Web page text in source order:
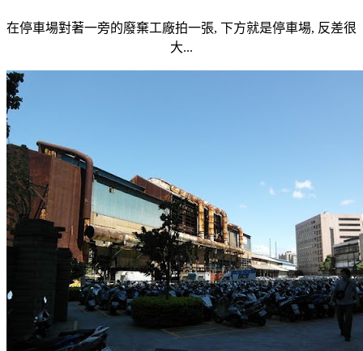
在停車場對著一旁的廢棄工廠拍一張, 下方就是停車場, 反差很
大...